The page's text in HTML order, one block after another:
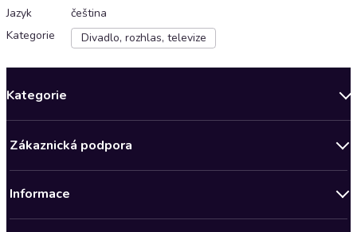
Jazyk
čeština
Kategorie
Divadlo, rozhlas, televize
Kategorie
Bestsellery měsíce
Zákaznická podpora
Informace